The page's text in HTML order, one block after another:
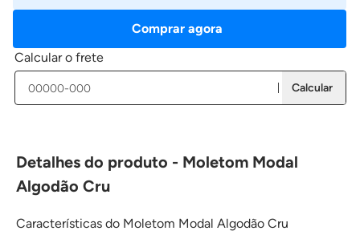
Comprar agora
Calcular o frete
Calcular
Detalhes do produto - Moletom Modal
Algodão Cru
Características do Moletom Modal Algodão Cru